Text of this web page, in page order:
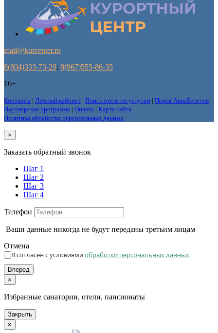
mail@kurcenter.ru
8(804)333-73-20; 8(967)555-86-35
16+
Контакты | Личный кабинет | Поиск отеля по услугам | Поиск АвиаБилетов |
Партнерская программа | Оплата | Карта сайта
Политика обработки персональных данных
×
Заказать обратный звонок
Шаг 1
Шаг 2
Шаг 3
Шаг 4
Телефон
Ваши данные никогда не будут переданы третьим лицам
Отмена
Я согласен с условиямиобработки персональных данных
Вперед
×
Избранные санатории, отели, пансионаты
Закрыть
×